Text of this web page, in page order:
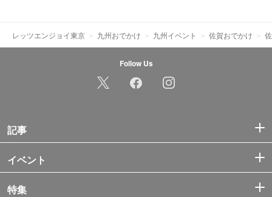
レッツエンジョイ東京 九州おでかけ 九州イベント 佐賀おでかけ
Follow Us
記事
イベント
特集